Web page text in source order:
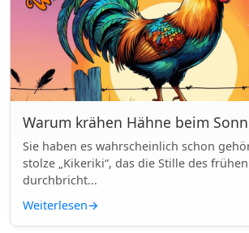
Warum krähen Hähne beim
Sie haben es wahrscheinlich schon
stolze „Kikeriki“, das die Stille des
durchbricht...
Weiterlesen→